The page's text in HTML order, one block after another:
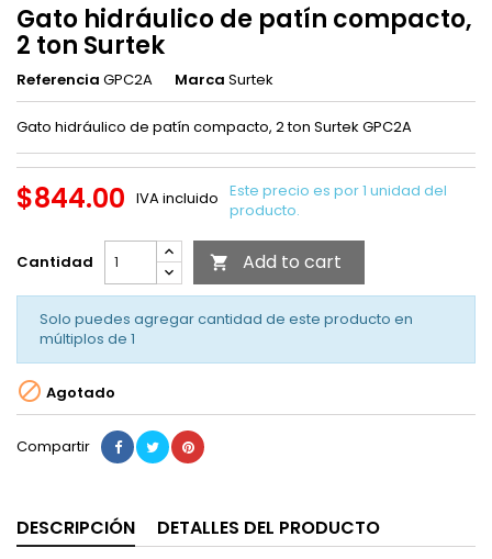
Gato hidráulico de patín compacto,
2 ton Surtek
Referencia GPC2A Marca Surtek
Gato hidráulico de patín compacto, 2 ton Surtek GPC2A
$844.00 IVA incluido Este precio es por 1 unidad del
producto.
Cantidad  Add to cart
Solo puedes agregar cantidad de este producto en
múltiplos de 1
 Agotado
Compartir
DESCRIPCIÓN DETALLES DEL PRODUCTO